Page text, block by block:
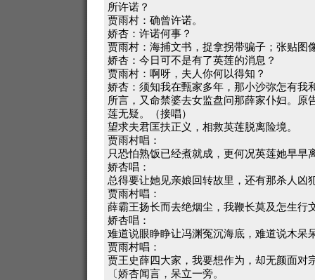
所许诺？
贾雨村：确曾许诺。
娇杏：许诺何事？
贾雨村：海捕文书，捉拿拐带骗子；张贴图
娇杏：今日可不是有了英莲的消息？
贾雨村：啊呀，夫人你何以得知？
娇杏：须知我在甄家多年，那小沙弥怎有我
所言，又命禁婆去女监盘问那薛家仆妇。原
莲无疑。（接唱）
望求夫君匡扶正义，相救英莲脱离险境。
贾雨村唱：
只恐怕熟饭已经煮就成，更何况英莲她早早
娇杏唱：
总得要让她见亲娘回转故里，还有那杀人凶
贾雨村唱：
薛霸王扬长而去绝烟尘，我鞭长莫及怎生行
娇杏唱：
难道说眼睁睁让冯渊冤沉海底，难道说木呆
贾雨村唱：
贾王史薛四大家，我要想作为，却无颜面对
〔娇杏闻言，呆立一旁。